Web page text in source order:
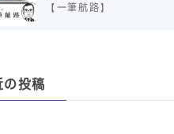
【一筆航路】
の投稿